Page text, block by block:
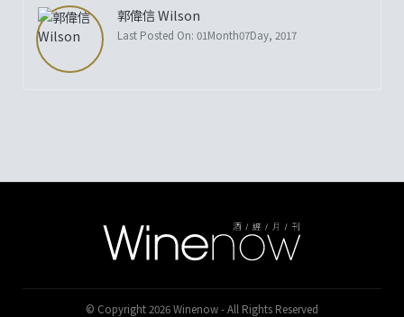
郭偉信 Wilson
Last Posted On: 01Month07Day, 2017
© Copyright 2026 Winenow - All Rights Reserved